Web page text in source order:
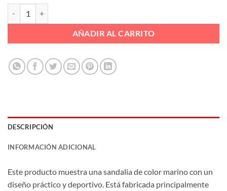
AÑADIR AL CARRITO
DESCRIPCIÓN
INFORMACIÓN ADICIONAL
Este producto muestra una sandalia de color marino con un
diseño práctico y deportivo. Está fabricada principalmente